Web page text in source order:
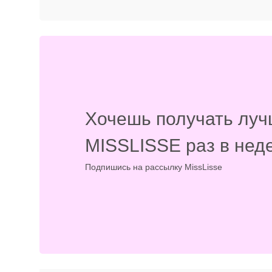
Хочешь получать
MISSLISSE раз в
Подпишись на рассылку MissLisse